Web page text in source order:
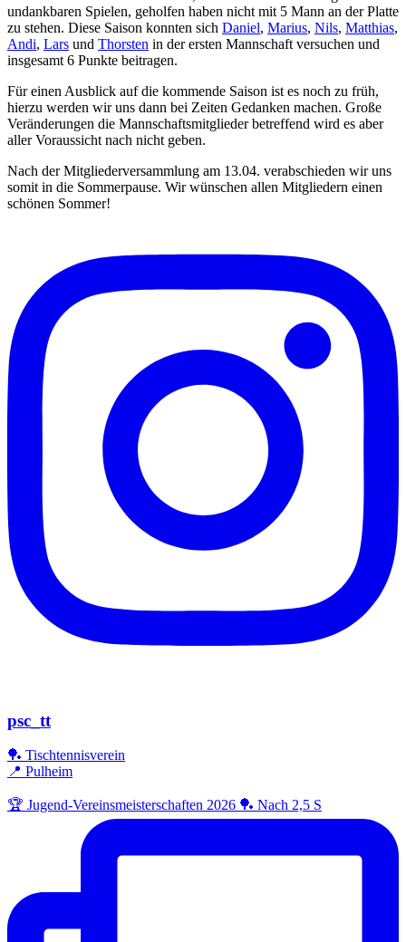
undankbaren Spielen, geholfen haben nicht mit 5 Mann an der Platte
zu stehen. Diese Saison konnten sich Daniel, Marius, Nils, Matthias,
Andi, Lars und Thorsten in der ersten Mannschaft versuchen und
insgesamt 6 Punkte beitragen.
Für einen Ausblick auf die kommende Saison ist es noch zu früh,
hierzu werden wir uns dann bei Zeiten Gedanken machen. Große
Veränderungen die Mannschaftsmitglieder betreffend wird es aber
aller Voraussicht nach nicht geben.
Nach der Mitgliederversammlung am 13.04. verabschieden wir uns
somit in die Sommerpause. Wir wünschen allen Mitgliedern einen
schönen Sommer!
psc_tt
🏓 Tischtennisverein
📍 Pulheim
🏆 Jugend-Vereinsmeisterschaften 2026 🏓 Nach 2,5 S